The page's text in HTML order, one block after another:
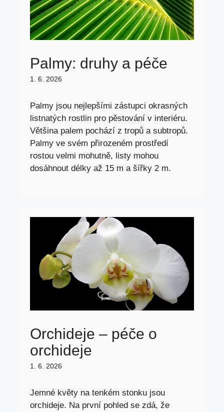
Palmy: druhy a péče
1. 6. 2026
Palmy jsou nejlepšími zástupci okrasných
listnatých rostlin pro pěstování v interiéru.
Většina palem pochází z tropů a subtropů.
Palmy ve svém přirozeném prostředí
rostou velmi mohutně, listy mohou
dosáhnout délky až 15 m a šířky 2 m.
Orchideje – péče o
orchideje
1. 6. 2026
Jemné květy na tenkém stonku jsou
orchideje. Na první pohled se zdá, že